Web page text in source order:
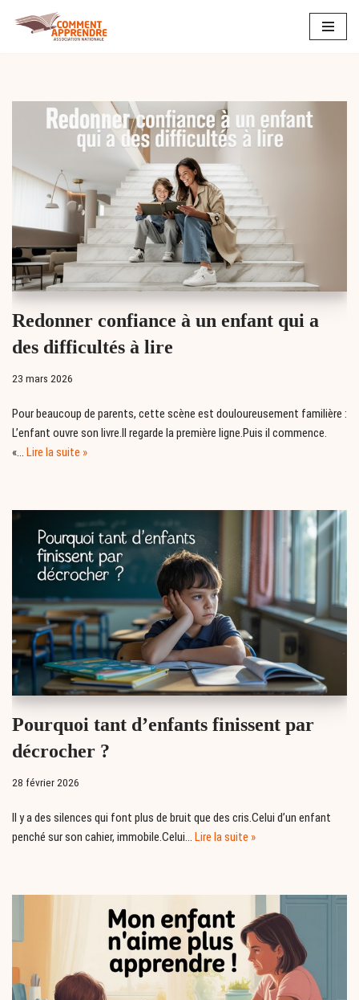
Redonner confiance à un enfant qui a
des difficultés à lire
23 mars 2026
Pour beaucoup de parents, cette scène est douloureusement familière :
L’enfant ouvre son livre.Il regarde la première ligne.Puis il commence.
«… Lire la suite »
Pourquoi tant d’enfants finissent par
décrocher ?
28 février 2026
Il y a des silences qui font plus de bruit que des cris.Celui d’un enfant
penché sur son cahier, immobile.Celui… Lire la suite »